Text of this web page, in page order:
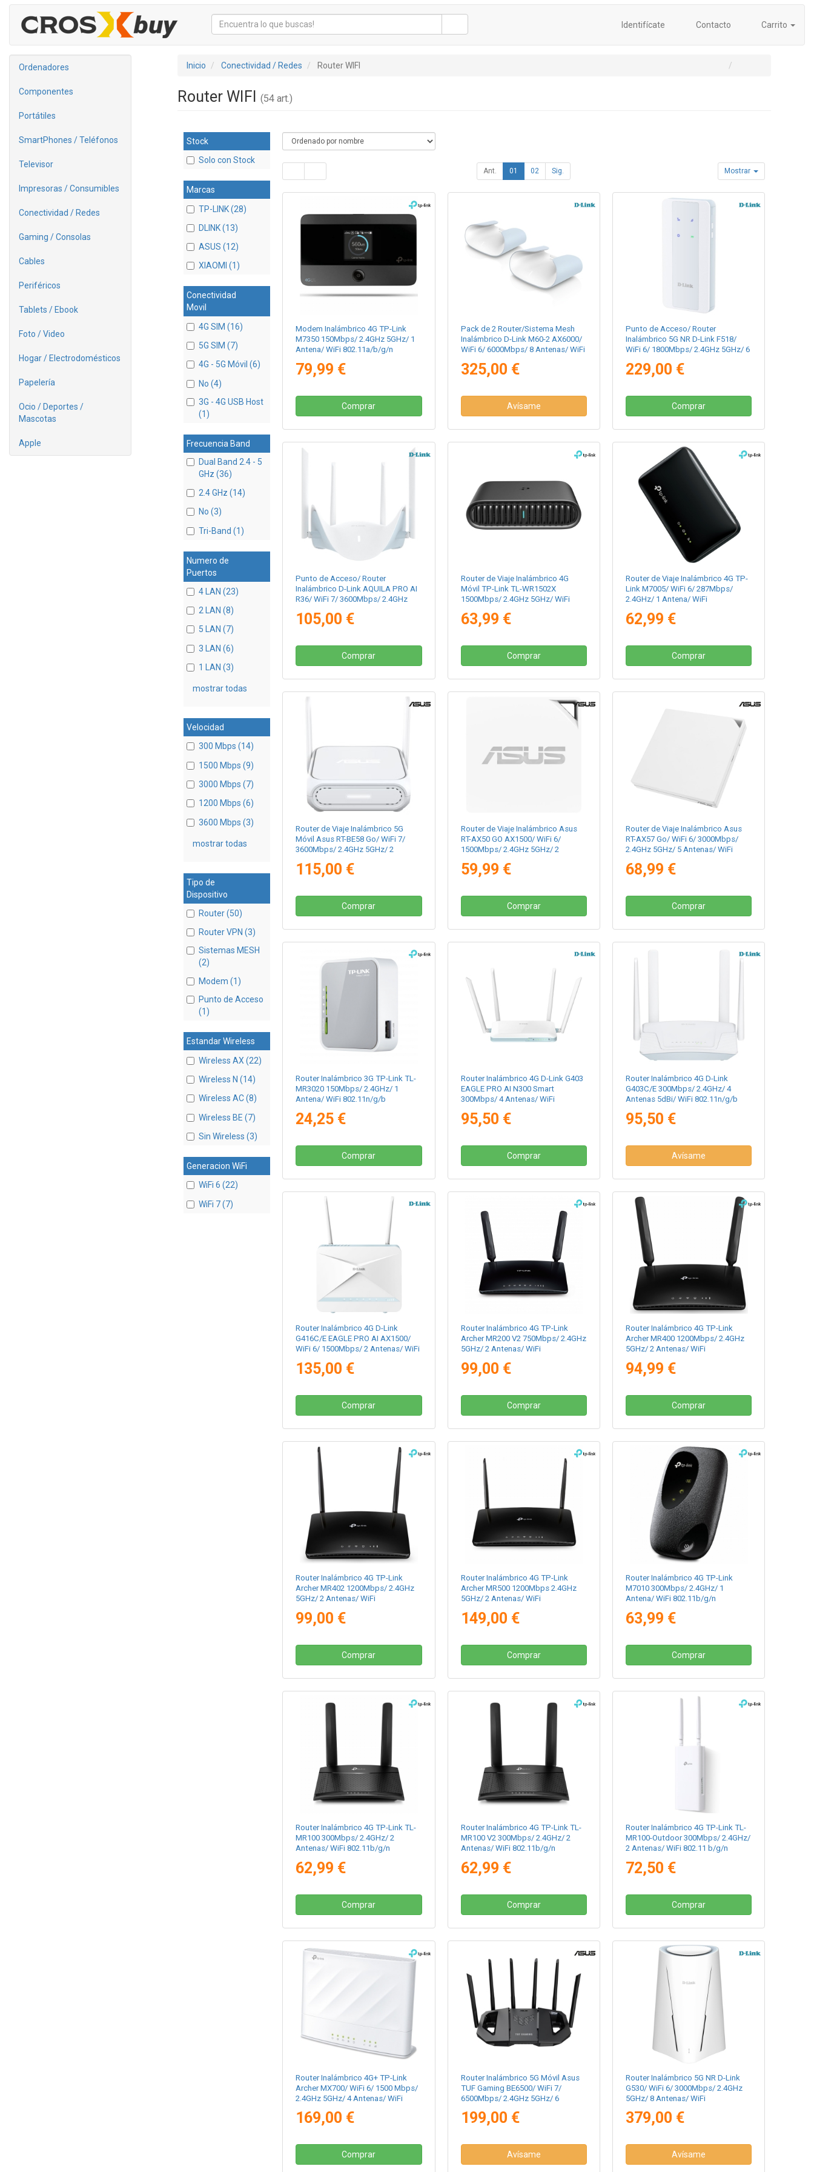
Identifícate Contacto Carrito
Ordenadores
Componentes
Portátiles
SmartPhones / Teléfonos
Televisor
Impresoras / Consumibles
Conectividad / Redes
Gaming / Consolas
Cables
Periféricos
Tablets / Ebook
Foto / Video
Hogar / Electrodomésticos
Papelería
Ocio / Deportes /
Mascotas
Apple
Inicio Conectividad / Redes Router WIFI
Router WIFI (54 art.)
Stock
Solo con Stock
Marcas
TP-LINK (28)
DLINK (13)
ASUS (12)
XIAOMI (1)
Conectividad
Movil
4G SIM (16)
5G SIM (7)
4G - 5G Móvil (6)
No (4)
3G - 4G USB Host
(1)
Frecuencia Band
Dual Band 2.4 - 5
GHz (36)
2.4 GHz (14)
No (3)
Tri-Band (1)
Numero de
Puertos
4 LAN (23)
2 LAN (8)
5 LAN (7)
3 LAN (6)
1 LAN (3)
mostrar todas
Velocidad
300 Mbps (14)
1500 Mbps (9)
3000 Mbps (7)
1200 Mbps (6)
3600 Mbps (3)
mostrar todas
Tipo de
Dispositivo
Router (50)
Router VPN (3)
Sistemas MESH
(2)
Modem (1)
Punto de Acceso
(1)
Estandar Wireless
Wireless AX (22)
Wireless N (14)
Wireless AC (8)
Wireless BE (7)
Sin Wireless (3)
Generacion WiFi
WiFi 6 (22)
WiFi 7 (7)
Ant. 01 02 Sig. Mostrar
Modem Inalámbrico 4G TP-Link
M7350 150Mbps/ 2.4GHz 5GHz/ 1
Antena/ WiFi 802.11a/b/g/n
79,99 €
Comprar
Pack de 2 Router/Sistema Mesh
Inalámbrico D-Link M60-2 AX6000/
WiFi 6/ 6000Mbps/ 8 Antenas/ WiFi
325,00 €
Avísame
Punto de Acceso/ Router
Inalámbrico 5G NR D-Link F518/
WiFi 6/ 1800Mbps/ 2.4GHz 5GHz/ 6
n/b/g
229,00 €
Comprar
Punto de Acceso/ Router
Inalámbrico D-Link AQUILA PRO AI
R36/ WiFi 7/ 3600Mbps/ 2.4GHz
802.11be/ax/ac/n/a/ - n/b/g
105,00 €
Comprar
Router de Viaje Inalámbrico 4G
Móvil TP-Link TL-WR1502X
1500Mbps/ 2.4GHz 5GHz/ WiFi
63,99 €
Comprar
Router de Viaje Inalámbrico 4G TP-
Link M7005/ WiFi 6/ 287Mbps/
2.4GHz/ 1 Antena/ WiFi
62,99 €
Comprar
Router de Viaje Inalámbrico 5G
Móvil Asus RT-BE58 Go/ WiFi 7/
3600Mbps/ 2.4GHz 5GHz/ 2
- n/b/g
115,00 €
Comprar
Router de Viaje Inalámbrico Asus
RT-AX50 GO AX1500/ WiFi 6/
1500Mbps/ 2.4GHz 5GHz/ 2
n/b/g
59,99 €
Comprar
Router de Viaje Inalámbrico Asus
RT-AX57 Go/ WiFi 6/ 3000Mbps/
2.4GHz 5GHz/ 5 Antenas/ WiFi
68,99 €
Comprar
Router Inalámbrico 3G TP-Link TL-
MR3020 150Mbps/ 2.4GHz/ 1
Antena/ WiFi 802.11n/g/b
24,25 €
Comprar
Router Inalámbrico 4G D-Link G403
EAGLE PRO AI N300 Smart
300Mbps/ 4 Antenas/ WiFi
95,50 €
Comprar
Router Inalámbrico 4G D-Link
G403C/E 300Mbps/ 2.4GHz/ 4
Antenas 5dBi/ WiFi 802.11n/g/b
95,50 €
Avísame
Router Inalámbrico 4G D-Link
G416C/E EAGLE PRO AI AX1500/
WiFi 6/ 1500Mbps/ 2 Antenas/ WiFi
135,00 €
Comprar
Router Inalámbrico 4G TP-Link
Archer MR200 V2 750Mbps/ 2.4GHz
5GHz/ 2 Antenas/ WiFi
99,00 €
Comprar
Router Inalámbrico 4G TP-Link
Archer MR400 1200Mbps/ 2.4GHz
5GHz/ 2 Antenas/ WiFi
94,99 €
Comprar
Router Inalámbrico 4G TP-Link
Archer MR402 1200Mbps/ 2.4GHz
5GHz/ 2 Antenas/ WiFi
99,00 €
Comprar
Router Inalámbrico 4G TP-Link
Archer MR500 1200Mbps 2.4GHz
5GHz/ 2 Antenas/ WiFi
149,00 €
Comprar
Router Inalámbrico 4G TP-Link
M7010 300Mbps/ 2.4GHz/ 1
Antena/ WiFi 802.11b/g/n
63,99 €
Comprar
Router Inalámbrico 4G TP-Link TL-
MR100 300Mbps/ 2.4GHz/ 2
Antenas/ WiFi 802.11b/g/n
62,99 €
Comprar
Router Inalámbrico 4G TP-Link TL-
MR100 V2 300Mbps/ 2.4GHz/ 2
Antenas/ WiFi 802.11b/g/n
62,99 €
Comprar
Router Inalámbrico 4G TP-Link TL-
MR100-Outdoor 300Mbps/ 2.4GHz/
2 Antenas/ WiFi 802.11 b/g/n
72,50 €
Comprar
Router Inalámbrico 4G+ TP-Link
Archer MX700/ WiFi 6/ 1500 Mbps/
2.4GHz 5GHz/ 4 Antenas/ WiFi
169,00 €
Comprar
Router Inalámbrico 5G Móvil Asus
TUF Gaming BE6500/ WiFi 7/
6500Mbps/ 2.4GHz 5GHz/ 6
- n/b/g
199,00 €
Avísame
Router Inalámbrico 5G NR D-Link
G530/ WiFi 6/ 3000Mbps/ 2.4GHz
5GHz/ 8 Antenas/ WiFi
379,00 €
Avísame